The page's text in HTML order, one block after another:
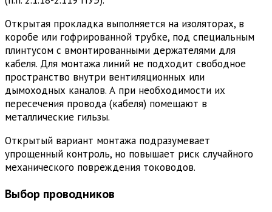
Открытая прокладка выполняется на изоляторах, в
коробе или гофрированной трубке, под специальным
плинтусом с вмонтированными держателями для
кабеля. Для монтажа линий не подходит свободное
пространство внутри вентиляционных или
дымоходных каналов. А при необходимости их
пересечения провода (кабеля) помещают в
металлические гильзы.
Открытый вариант монтажа подразумевает
упрощенный контроль, но повышает риск случайного
механического повреждения тоководов.
Выбор проводников